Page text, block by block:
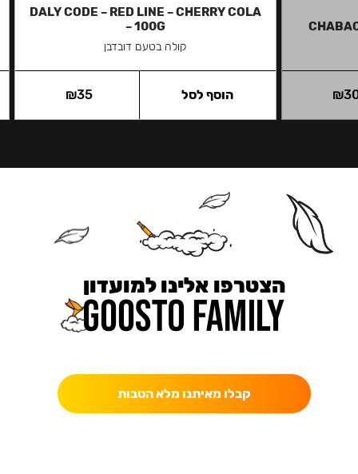
₪
DALY CODE – RED LINE – CHERRY COLA
– 100G
קולה בטעם דובדבן
₪35 הוסף לסל
הצטרפו אלינו למועדון
קבלו מאיתנו מלא הטבות